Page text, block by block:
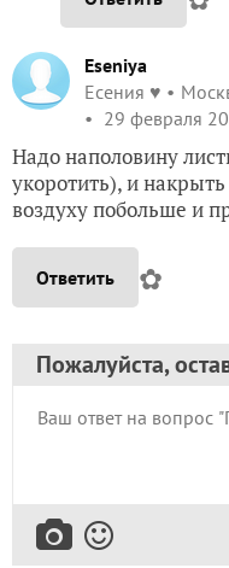
Eseniya
Есения ♥
29 февраля
Надо наполовину
укоротить), и
воздуху побольше и
Ответить ✿
Пожалуйста,